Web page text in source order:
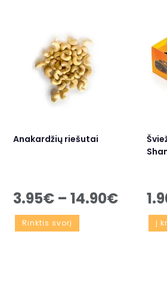
Anakardžių riešutai
3.95€ – 14.90€
Rinktis svorį Į